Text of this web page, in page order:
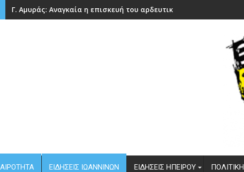
Γ. Αμυράς: Αναγκαία η επισκευή του αρδευτικού φράγματος Αώου
ΕΙΔΉΣΕΙΣ ΙΩΑΝΝΊΝΩΝ ΕΙΔΉΣΕΙΣ ΗΠΕΊΡΟΥ ΠΟΛΙΤΙΚΉ